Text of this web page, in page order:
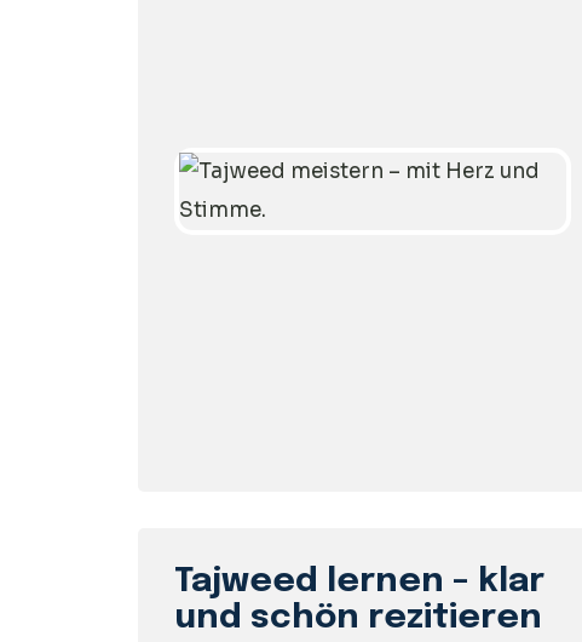
Tajweed lernen – klar
und schön rezitieren